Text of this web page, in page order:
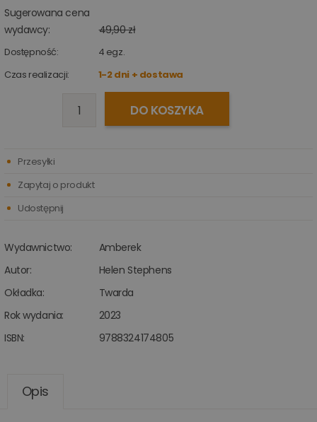
Sugerowana cena
wydawcy:
49,90 zł
Dostępność: 4 egz.
Czas realizacji:
1-2 dni + dostawa
DO KOSZYKA
Wydawnictwo:
Amberek
Autor:
Helen Stephens
Okładka:
Twarda
Rok wydania:
2023
ISBN:
9788324174805
Przesyłki
Zapytaj o produkt
Udostępnij
Opis